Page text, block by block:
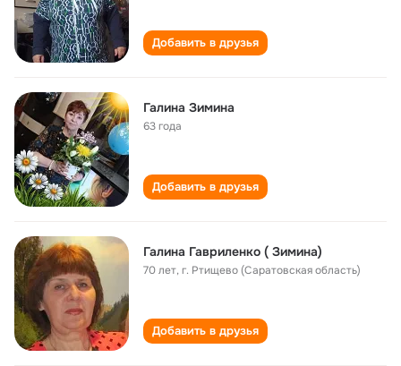
Добавить в друзья
Галина Зимина
63 года
Добавить в друзья
Галина Гавриленко ( Зимина)
70 лет,г. Ртищево (Саратовская область)
Добавить в друзья